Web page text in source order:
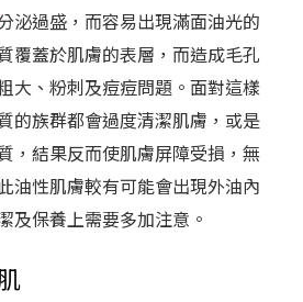
泌過盛，而容易出現滿面油光的
覆蓋於肌膚的表層，而造成毛孔
大、粉刺及痘痘問題。面對這樣
的族群都會過度清潔肌膚，或是
，結果反而使肌膚屏障受損，無
油性肌膚較有可能會出現外油內
及保養上需要多加注意。